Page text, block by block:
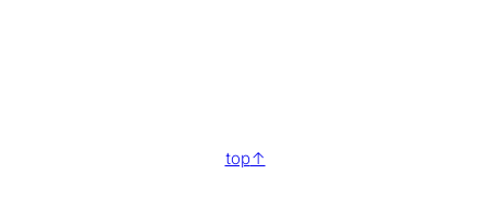
top